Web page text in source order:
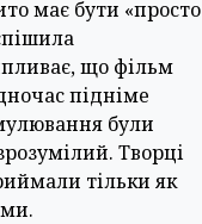
має бути «просто
що фільм
підніме
були
Творці
тільки як